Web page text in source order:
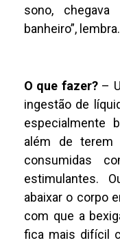
sono,
banheiro”, lembra.
O que fazer?–
ingestão de
especialmente
além de terem
consumidas
estimulantes.
abaixar o corpo
com que a
fica mais difícil